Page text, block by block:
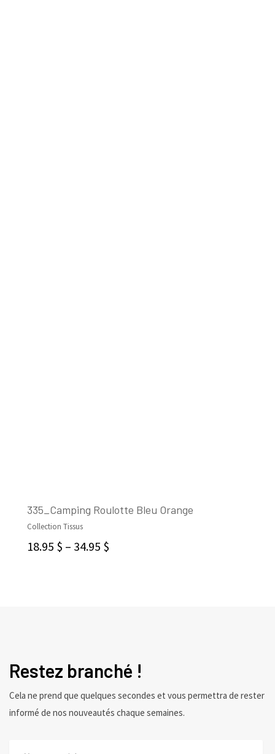
335_Camping Roulotte Bleu Orange
Collection Tissus
18.95 $ – 34.95 $
Restez branché !
Cela ne prend que quelques secondes et vous permettra de rester
informé de nos nouveautés chaque semaines.